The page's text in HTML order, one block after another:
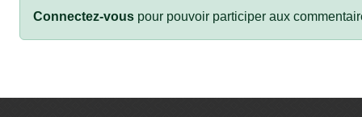
Connectez-vous pour pouvoir participer aux